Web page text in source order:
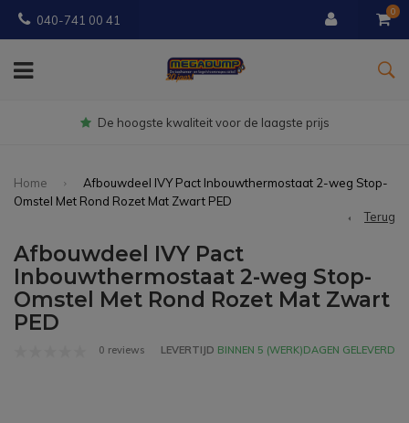
040-741 00 41
0
Gratisbezorgd vanaf € 150
Home
Afbouwdeel IVY Pact Inbouwthermostaat 2-weg Stop-
Omstel Met Rond Rozet Mat Zwart PED
Terug
Afbouwdeel IVY Pact
Inbouwthermostaat 2-weg Stop-
Omstel Met Rond Rozet Mat Zwart
PED
0 reviews LEVERTIJD BINNEN 5 (WERK)DAGEN GELEVERD